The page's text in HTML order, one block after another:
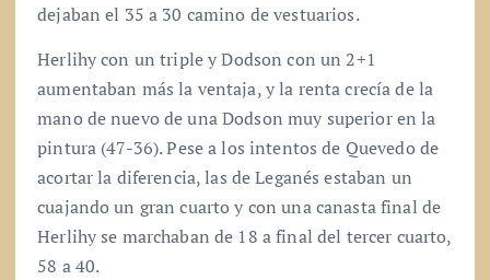
dejaban el 35 a 30 camino de vestuarios.
Herlihy con un triple y Dodson con un 2+1
aumentaban más la ventaja, y la renta crecía de la
mano de nuevo de una Dodson muy superior en la
pintura (47-36). Pese a los intentos de Quevedo de
acortar la diferencia, las de Leganés estaban un
cuajando un gran cuarto y con una canasta final de
Herlihy se marchaban de 18 a final del tercer cuarto,
58 a 40.